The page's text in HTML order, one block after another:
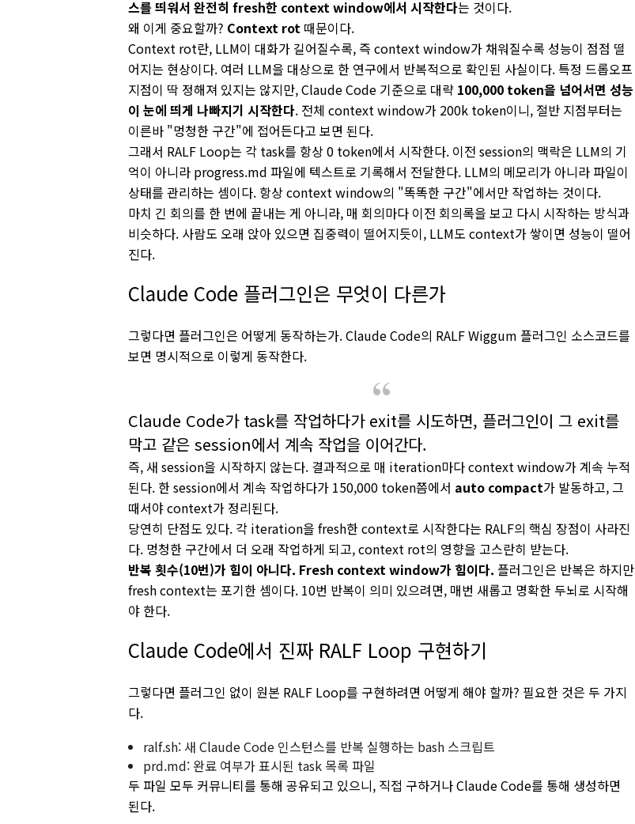
스를 띄워서 완전히 fresh한 context window에서 시작한다는 것이다.
왜 이게 중요할까? Context rot 때문이다.
Context rot란, LLM이 대화가 길어질수록, 즉 context window가 채워질수록 성능이 점점 떨
어지는 현상이다. 여러 LLM을 대상으로 한 연구에서 반복적으로 확인된 사실이다. 특정 드롭오프
지점이 딱 정해져 있지는 않지만, Claude Code 기준으로 대략 100,000 token을 넘어서면 성능
이 눈에 띄게 나빠지기 시작한다. 전체 context window가 200k token이니, 절반 지점부터는
이른바 "멍청한 구간"에 접어든다고 보면 된다.
그래서 RALF Loop는 각 task를 항상 0 token에서 시작한다. 이전 session의 맥락은 LLM의 기
억이 아니라 progress.md 파일에 텍스트로 기록해서 전달한다. LLM의 메모리가 아니라 파일이
상태를 관리하는 셈이다. 항상 context window의 "똑똑한 구간"에서만 작업하는 것이다.
마치 긴 회의를 한 번에 끝내는 게 아니라, 매 회의마다 이전 회의록을 보고 다시 시작하는 방식과
비슷하다. 사람도 오래 앉아 있으면 집중력이 떨어지듯이, LLM도 context가 쌓이면 성능이 떨어
진다.
Claude Code 플러그인은 무엇이 다른가
그렇다면 플러그인은 어떻게 동작하는가. Claude Code의 RALF Wiggum 플러그인 소스코드를
보면 명시적으로 이렇게 동작한다.
Claude Code가 task를 작업하다가 exit를 시도하면, 플러그인이 그 exit를
막고 같은 session에서 계속 작업을 이어간다.
즉, 새 session을 시작하지 않는다. 결과적으로 매 iteration마다 context window가 계속 누적
된다. 한 session에서 계속 작업하다가 150,000 token쯤에서 auto compact가 발동하고, 그
때서야 context가 정리된다.
당연히 단점도 있다. 각 iteration을 fresh한 context로 시작한다는 RALF의 핵심 장점이 사라진
다. 멍청한 구간에서 더 오래 작업하게 되고, context rot의 영향을 고스란히 받는다.
반복 횟수(10번)가 힘이 아니다. Fresh context window가 힘이다. 플러그인은 반복은 하지만
fresh context는 포기한 셈이다. 10번 반복이 의미 있으려면, 매번 새롭고 명확한 두뇌로 시작해
야 한다.
Claude Code에서 진짜 RALF Loop 구현하기
그렇다면 플러그인 없이 원본 RALF Loop를 구현하려면 어떻게 해야 할까? 필요한 것은 두 가지
다.
ralf.sh: 새 Claude Code 인스턴스를 반복 실행하는 bash 스크립트
prd.md: 완료 여부가 표시된 task 목록 파일
두 파일 모두 커뮤니티를 통해 공유되고 있으니, 직접 구하거나 Claude Code를 통해 생성하면
된다.